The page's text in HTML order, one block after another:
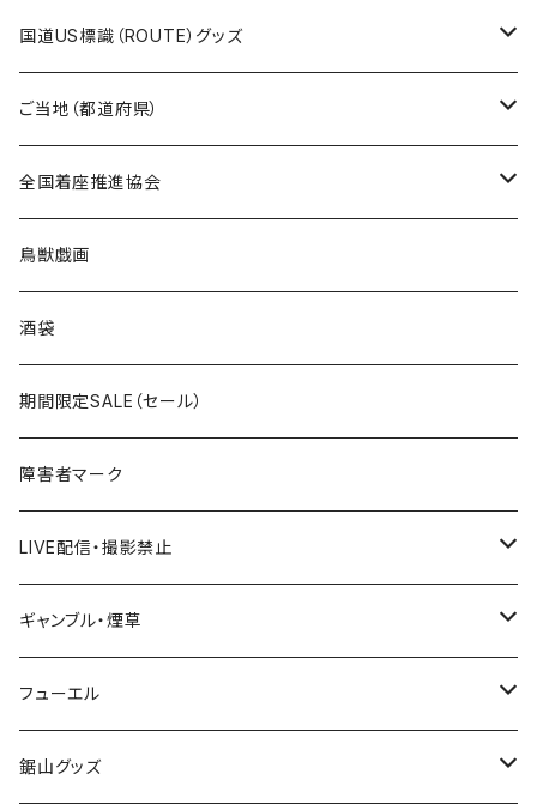
トートバッグ
千葉ロッテマリーンズコラボ
ホテルキーホルダー
トートバッグ
ホテルキーホルダー
ステッカー
国道0～99号線
国道100～199号線
国道600～699号線
国道700～799号線
Tシャツ
キャップ
国道US標識（ROUTE）グッズ
ステッカー
ROUTE 0～99号線
ROUTE100～199号線
ROUTE600～699号線
ROUTE700～799号線
Tシャツ
ROUTE 0～99号線
ROUTE 100～199号線
ROUTE 600～699号線
ROUTE 700～799号線
キャップ
ROUTE 0～99号線
ROUTE 100～199号線
ROUTE 600～699号線
ROUTE 700～799号線
ご当地（都道府県）
北海道
青森県
岩手県
宮城県
秋田県
Tシャツ
ステッカー
山形県
福島県
茨城県
栃木県
全国着座推進協会
ステッカー
鳥獣戯画
酒袋
期間限定SALE（セール）
障害者マーク
LIVE配信・撮影禁止
LIVE配信禁止
撮影禁止
ギャンブル・煙草
ホテルキーホルダー
たばこ・禁煙ステッカー
フューエル
ステッカー
鋸山グッズ